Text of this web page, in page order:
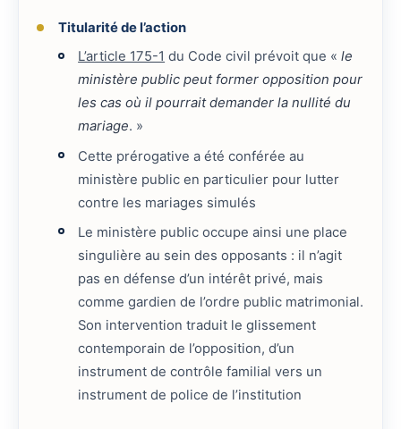
Titularité de l’action
L’article 175-1 du Code civil prévoit que «le
ministère public peut former opposition pour
les cas où il pourrait demander la nullité du
mariage. »
Cette prérogative a été conférée au
ministère public en particulier pour lutter
contre les mariages simulés
Le ministère public occupe ainsi une place
singulière au sein des opposants : il n’agit
pas en défense d’un intérêt privé, mais
comme gardien de l’ordre public matrimonial.
Son intervention traduit le glissement
contemporain de l’opposition, d’un
instrument de contrôle familial vers un
instrument de police de l’institution